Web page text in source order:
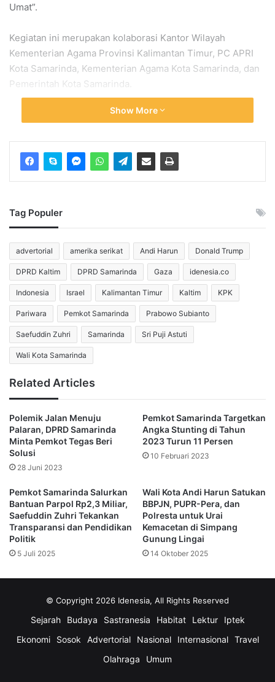
Umat”.
Kegiatan ini merupakan kolaborasi Kantor Wilayah
Kementerian Agama Provinsi Kalimantan Timur, PC APRI
Kota Samarinda, Kementerian Agama Kota Samarinda, dan
Pemerintah Kota Samarinda.
Ketua PC APRI Kota Samarinda, H. Aspian Noor Nurdin,
nikah setelah akad. Disdukcapil Kota Samarinda juga
menerbitkan Kartu Keluarga (KK) baru dan KTP dengan
“Melalui kegiatan ini kami ingin memberikan kemudahan
kepada masyarakat agar memperoleh legalitas pernikahan
dapat membangun keluarga yang sakinah, mawaddah, dan
warahmah,” ujarnya.
Menurut Aspian, layanan terpadu itu memudahkan
masyarakat. Panitia menyelesaikan seluruh dokumen
administrasi kependudukan dalam satu rangkaian
pelayanan.
Pemkot Samarinda Dorong
Ketahanan Keluarga melalui
Nikah Massal
Wakil Wali Kota Samarinda, Saefuddin Zuhri, membuka
Nikah Massal Fest 2026. Menurutnya, program tersebut
menjadi bentuk pelayanan publik sekaligus upaya
memperkuat ketahanan keluarga.
“Alhamdulillah, awal Tahun Baru 1448 Hijriah ini kita buka
dengan sebuah program yang sangat mulia, yakni Nikah
setinggi-tingginya kepada APRI Kota Samarinda. Melalui
program ini, APRI tidak hanya membantu melegalkan
hubungan syar’i dan hukum negara bagi warga kita, tetapi
jiwa, dan menghadirkan kedamaian di tengah masyarakat,”
Show More
Tag Populer
advertorial amerika serikat Andi Harun Donald Trump
DPRD Kaltim DPRD Samarinda Gaza idenesia.co
Indonesia Israel Kalimantan Timur Kaltim KPK
Pariwara Pemkot Samarinda Prabowo Subianto
Saefuddin Zuhri Samarinda Sri Puji Astuti
Wali Kota Samarinda
Related Articles
Polemik Jalan Menuju
Palaran, DPRD Samarinda
Minta Pemkot Tegas Beri
Solusi
28 Juni 2023
Pemkot Samarinda Targetkan
Angka Stunting di Tahun
2023 Turun 11 Persen
10 Februari 2023
Pemkot Samarinda Salurkan
Bantuan Parpol Rp2,3 Miliar,
Saefuddin Zuhri Tekankan
Transparansi dan Pendidikan
Politik
5 Juli 2025
Wali Kota Andi Harun Satukan
BBPJN, PUPR-Pera, dan
Polresta untuk Urai
Kemacetan di Simpang
Gunung Lingai
14 Oktober 2025
© Copyright 2026 Idenesia, All Rights Reserved
Sejarah Budaya Sastranesia Habitat Lektur
Iptek
Ekonomi
Sosok Advertorial Nasional Internasional
Travel
Olahraga
Umum